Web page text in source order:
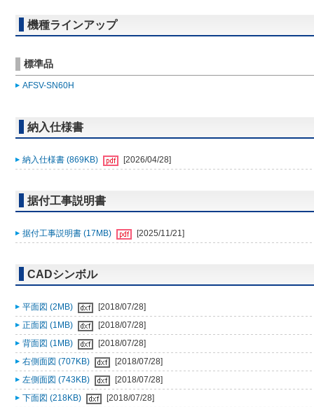
機種ラインアップ
標準品
AFSV-SN60H
納入仕様書
納入仕様書 (869KB) [2026/04/28]
据付工事説明書
据付工事説明書 (17MB) [2025/11/21]
CADシンボル
平面図 (2MB)
[2018/07/28]
正面図 (1MB)
[2018/07/28]
背面図 (1MB)
[2018/07/28]
右側面図 (707KB)
[2018/07/28]
左側面図 (743KB)
[2018/07/28]
下面図 (218KB)
[2018/07/28]